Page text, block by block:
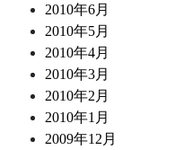
2010年6月
2010年5月
2010年4月
2010年3月
2010年2月
2010年1月
2009年12月